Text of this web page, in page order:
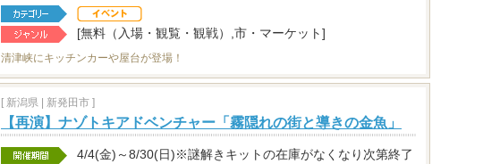
[無料（入場・観覧・観戦）,市・マーケット]
清津峡にキッチンカーや屋台が登場！
[ 新潟県 新発田市 ]
【再演】ナゾトキアドベンチャー「霧隠れの街と導きの金魚」
4/4(金)～8/30(日)※謎解きキットの在庫がなくなり次第終了